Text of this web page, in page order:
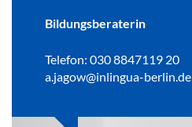
Bildungsberaterin
Telefon: 030 8847119 20
a.jagow@inlingua-berlin.de